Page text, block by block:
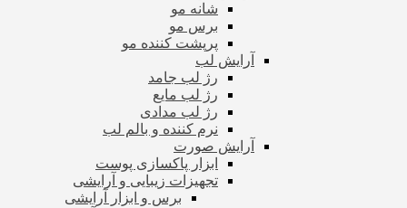
شانه مو
برس مو
پرپشت کننده مو
آرایش لب
رژ لب جامد
رژ لب مایع
رژ لب مدادی
نرم کننده و بالم لب
آرایش صورت
ابزار پاکسازی پوست
تجهیزات زیبایی و آرایشی
برس و ابزار آرایشی